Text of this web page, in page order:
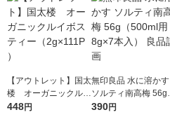
【アウトレット】国太
楼 オーガニックルイ
ボスティー（2g×111P
448円
無印良品 水に溶かす
ソルティ南高梅 56g
（500ml用8g×7本
390円